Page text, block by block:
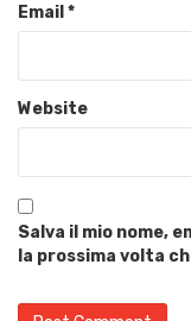
Email *
Website
Salva il mio nome,
la prossima volta